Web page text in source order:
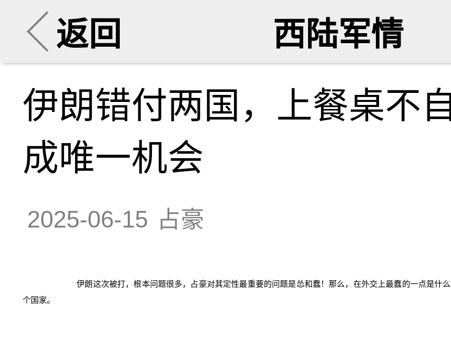
返回 西陆军情
伊朗错付两国，上餐桌不
成唯一机会
2025-06-15 占豪
伊朗这次被打，根本问题很多，占豪对其定性最重要的问题是怂和蠢！那么，在外交上最蠢的一点是什
个国家。